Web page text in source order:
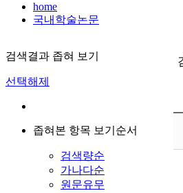
home
국내학술논문
검색결과 좁혀 보기
선택해제
좁혀본 항목 보기순서
검색량순
가나다순
원문유무